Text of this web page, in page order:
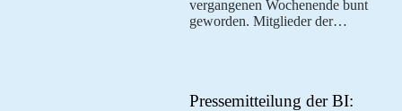
in
Weende
vergangenen Wochenende bunt
geworden. Mitglieder der…
Pressemitteilung der BI: